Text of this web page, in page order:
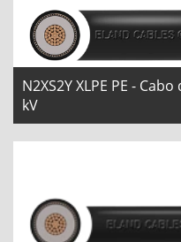
N2XS2Y XLPE PE -
kV